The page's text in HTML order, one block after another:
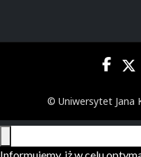
© Uniwersytet Jana